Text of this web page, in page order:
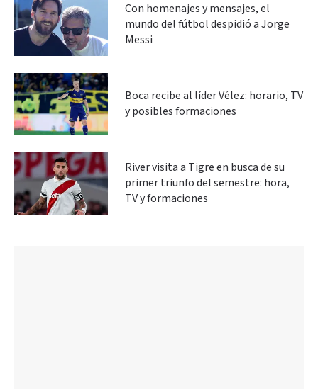
Con homenajes y mensajes, el
mundo del fútbol despidió a Jorge
Messi
Boca recibe al líder Vélez: horario, TV
y posibles formaciones
River visita a Tigre en busca de su
primer triunfo del semestre: hora,
TV y formaciones